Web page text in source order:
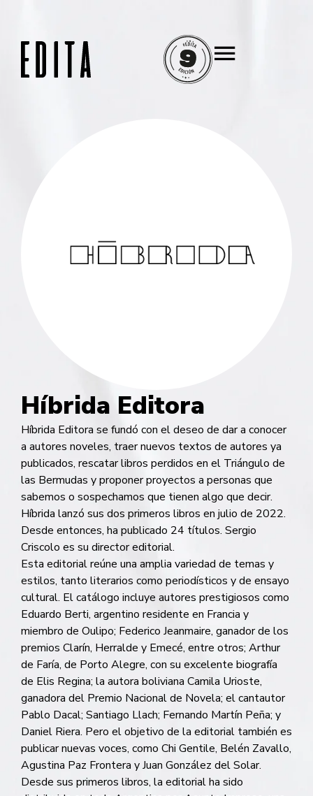
Híbrida Editora
Híbrida Editora se fundó con el deseo de dar a conocer
a autores noveles, traer nuevos textos de autores ya
publicados, rescatar libros perdidos en el Triángulo de
las Bermudas y proponer proyectos a personas que
sabemos o sospechamos que tienen algo que decir.
Híbrida lanzó sus dos primeros libros en julio de 2022.
Desde entonces, ha publicado 24 títulos. Sergio
Criscolo es su director editorial.
Esta editorial reúne una amplia variedad de temas y
estilos, tanto literarios como periodísticos y de ensayo
cultural. El catálogo incluye autores prestigiosos como
Eduardo Berti, argentino residente en Francia y
miembro de Oulipo; Federico Jeanmaire, ganador de los
premios Clarín, Herralde y Emecé, entre otros; Arthur
de Faría, de Porto Alegre, con su excelente biografía
de Elis Regina; la autora boliviana Camila Urioste,
ganadora del Premio Nacional de Novela; el cantautor
Pablo Dacal; Santiago Llach; Fernando Martín Peña; y
Daniel Riera. Pero el objetivo de la editorial también es
publicar nuevas voces, como Chi Gentile, Belén Zavallo,
Agustina Paz Frontera y Juan González del Solar.
Desde sus primeros libros, la editorial ha sido